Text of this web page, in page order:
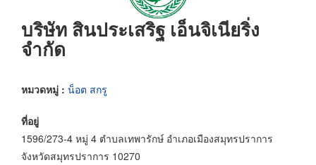
บริษัท สินประเสริฐ เอ็นจิเนียริ่ง
จำกัด
หมวดหมู่ : น็อต สกรู
ที่อยู่
1596/273-4 หมู่ 4 ตำบลเทพารักษ์ อำเภอเมืองสมุทรปราการ
จังหวัดสมุทรปราการ 10270